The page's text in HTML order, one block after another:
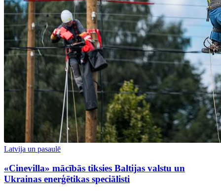
Latvija un pasaulē
«Cinevilla» mācībās tiksies Baltijas valstu un
Ukrainas enerģētikas speciālisti